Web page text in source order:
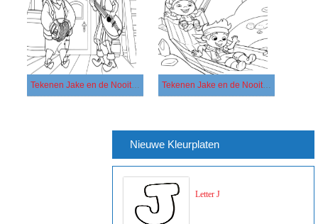
Tekenen Jake en de Nooitgedachtland Piraten voor kinderen Tekenen Jake en de Nooitgedachtland Piraten
Nieuwe Kleurplaten
Letter J